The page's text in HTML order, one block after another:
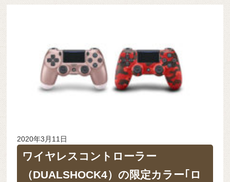
2020年3月11日
ワイヤレスコントローラー
（DUALSHOCK4）の限定カラー｢ロ